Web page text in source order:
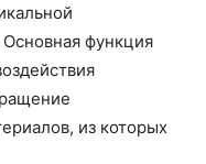
Основная функция
из которых